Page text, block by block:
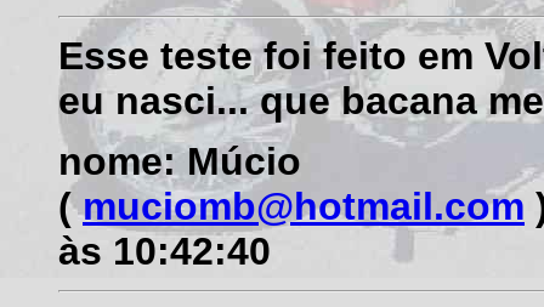
Esse teste foi feito em
eu nasci... que bacana
nome: Múcio
(muciomb@hotmail.com
às 10:42:40